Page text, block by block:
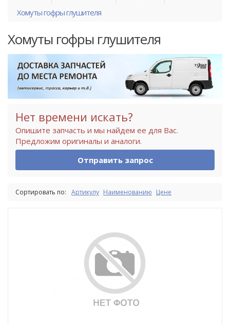
Хомуты гофры глушителя
Хомуты гофры глушителя
Нет времени искать?
Опишите запчасть и мы найдем ее для Вас.
Предложим оригиналы и аналоги.
Отправить запрос
Сортировать по: Артикулу Наименованию Цене